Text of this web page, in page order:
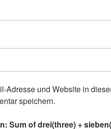
Adresse und Website in
speichern.
Sum of drei(three) +